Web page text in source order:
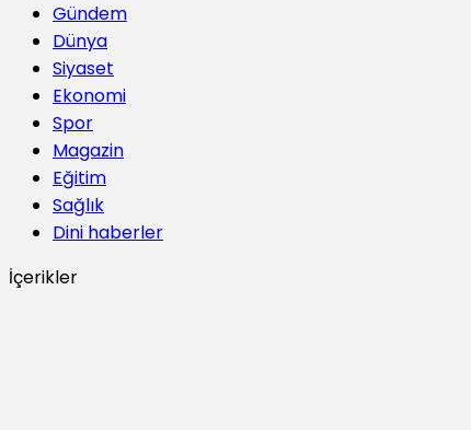
Gündem
Dünya
Siyaset
Ekonomi
Spor
Magazin
Eğitim
Sağlık
Dini haberler
İçerikler